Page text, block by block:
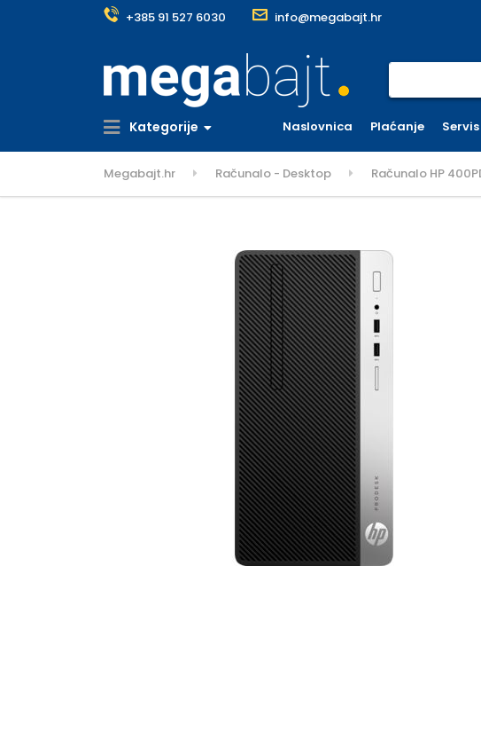
+385 91 527 6030 info@megabajt.hr
Kategorije Naslovnica Plaćanje Servis
Megabajt.hr Računalo - Desktop Računalo HP